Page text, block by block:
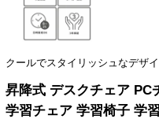
クールでスタイリッシュなデザ
昇降式 デスクチェア PC
学習チェア 学習椅子 学